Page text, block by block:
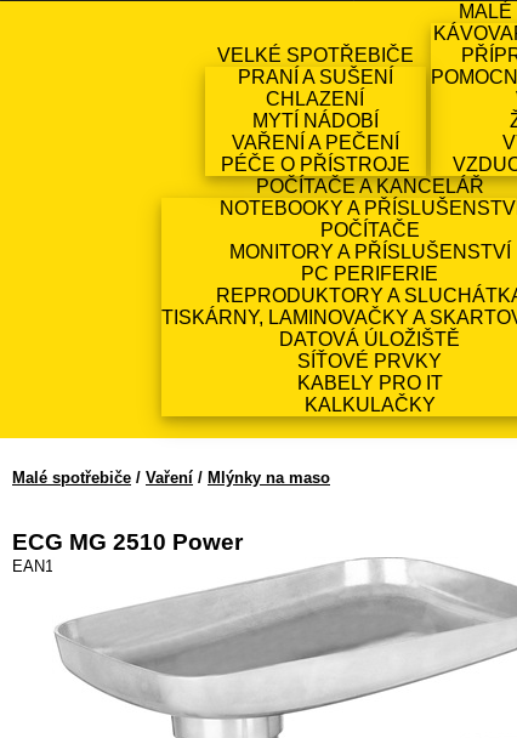
VELKÉ SPOTŘEBIČE
PRANÍ A SUŠENÍ
CHLAZENÍ
MYTÍ NÁDOBÍ
VAŘENÍ A PEČENÍ
PÉČE O PŘÍSTROJE
POČÍTAČE A KANCELÁŘ
NOTEBOOKY A PŘÍSLUŠENSTVÍ
POČÍTAČE
MONITORY A PŘÍSLUŠENSTVÍ
PC PERIFERIE
REPRODUKTORY A
TISKÁRNY, LAMINOVAČKY A
DATOVÁ ÚLOŽIŠTĚ
SÍŤOVÉ PRVKY
KABELY PRO IT
KALKULAČKY
Malé spotřebiče / Vaření / Mlýnky na maso
ECG MG 2510 Power
EAN13: 8592131308503